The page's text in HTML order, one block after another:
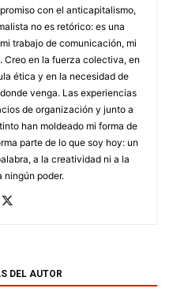
con el anticapitalismo,
no es retórico: es una
trabajo de comunicación, mi
en la fuerza colectiva, en
ética y en la necesidad de
venga. Las experiencias
de organización y junto a
han moldeado mi forma de
parte de lo que soy hoy: un
a la creatividad ni a la
ningún poder.
DEL AUTOR